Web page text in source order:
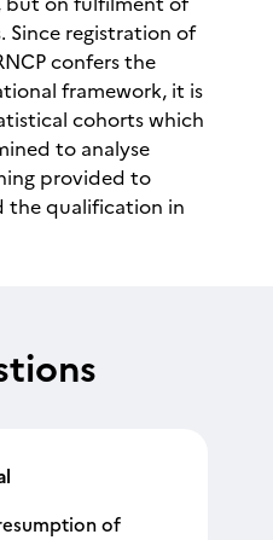
Since registration of
confers the
framework, it is
cohorts which
to analyse
provided to
the qualification in
of